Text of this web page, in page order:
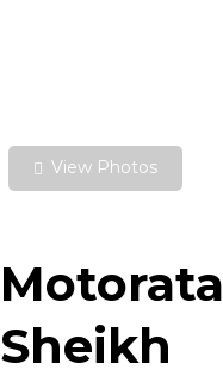
View Photos
Sheikh